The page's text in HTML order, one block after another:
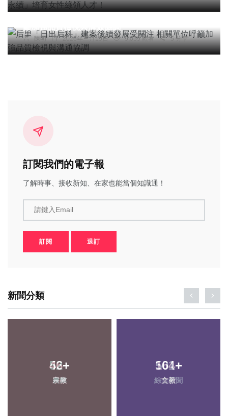
后里「日出后科」建案後續發展受關注 相關單位呼
陳明 2026年三月19日 9,059 觀看 5 分享
訂閱我們的電子報
了解時事、接收新知、在家也能當個知識通！
請鍵入Email
訂閱 退訂
新聞分類
46+
宗教
164+
文教